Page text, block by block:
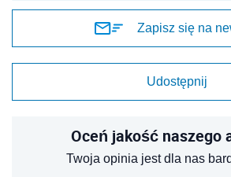
Zapisz się na
Udostępnij
Oceń jakość naszego
Twoja opinia jest dla nas